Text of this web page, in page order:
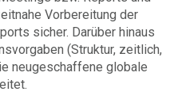
Vorbereitung der
sicher. Darüber hinaus
(Struktur, zeitlich,
neugeschaffene globale